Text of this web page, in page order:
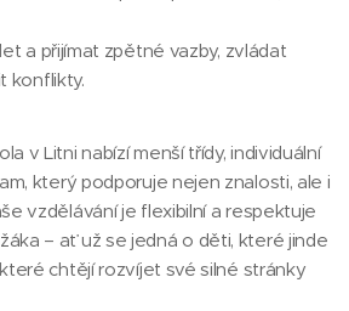
a přijímat zpětné vazby, zvládat
konflikty.
v Litni nabízí menší třídy, individuální
který podporuje nejen znalosti, ale i
vzdělávání je flexibilní a respektuje
– ať už se jedná o děti, které jinde
chtějí rozvíjet své silné stránky